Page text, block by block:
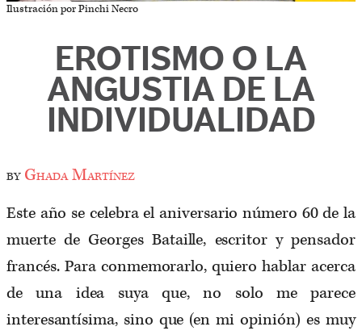
Ilustración por Pinchi Necro
EROTISMO O LA
ANGUSTIA DE LA
INDIVIDUALIDAD
byGhada Martínez
Este año se celebra el aniversario número 60 de la
muerte de Georges Bataille, escritor y pensador
francés. Para conmemorarlo, quiero hablar acerca
de una idea suya que, no solo me parece
interesantísima, sino que (en mi opinión) es muy